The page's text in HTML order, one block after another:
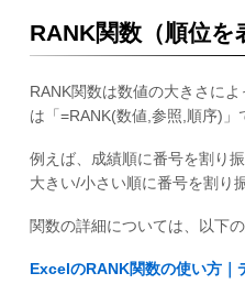
RANK関数（順位を
RANK関数は数値の大きさに
は「=RANK(数値,参照,順序)」
例えば、成績順に番号を割り
大きい/小さい順に番号を割り
関数の詳細については、以下
ExcelのRANK関数の使い方｜